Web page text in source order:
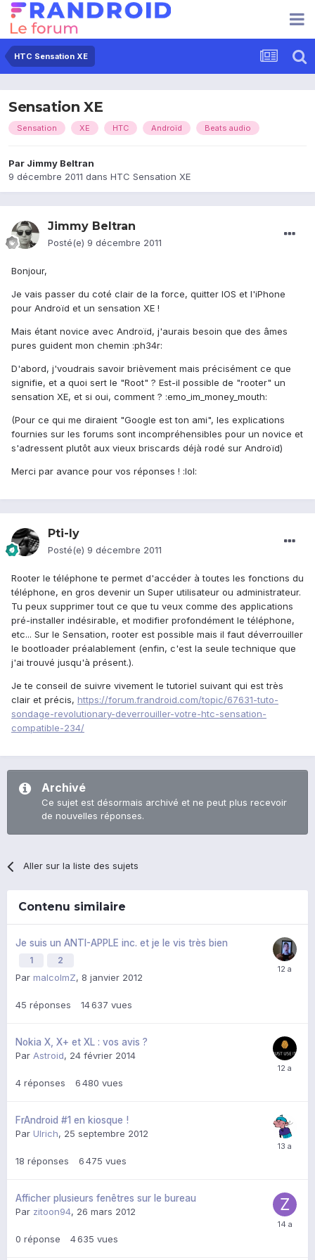
HTC Sensation XE
Sensation XE
Sensation XE HTC Androïd Beats audio
Par Jimmy Beltran
9 décembre 2011 dans HTC Sensation XE
Jimmy Beltran
Posté(e) 9 décembre 2011
Bonjour,
Je vais passer du coté clair de la force, quitter IOS et l'iPhone
pour Androïd et un sensation XE !
Mais étant novice avec Androïd, j'aurais besoin que des âmes
pures guident mon chemin :ph34r:
D'abord, j'voudrais savoir brièvement mais précisément ce que
signifie, et a quoi sert le "Root" ? Est-il possible de "rooter" un
sensation XE, et si oui, comment ? :emo_im_money_mouth:
(Pour ce qui me diraient "Google est ton ami", les explications
fournies sur les forums sont incompréhensibles pour un novice et
s'adressent plutôt aux vieux briscards déjà rodé sur Androïd)
Merci par avance pour vos réponses ! :lol:
Pti-ly
Posté(e) 9 décembre 2011
Rooter le téléphone te permet d'accéder à toutes les fonctions du
téléphone, en gros devenir un Super utilisateur ou administrateur.
Tu peux supprimer tout ce que tu veux comme des applications
pré-installer indésirable, et modifier profondément le téléphone,
etc... Sur le Sensation, rooter est possible mais il faut déverrouiller
le bootloader préalablement (enfin, c'est la seule technique que
j'ai trouvé jusqu'à présent.).
Je te conseil de suivre vivement le tutoriel suivant qui est très
clair et précis, https://forum.frandroid.com/topic/67631-tuto-
sondage-revolutionary-deverrouiller-votre-htc-sensation-
compatible-234/
Archivé
Ce sujet est désormais archivé et ne peut plus recevoir
de nouvelles réponses.
Aller sur la liste des sujets
Contenu similaire
Je suis un ANTI-APPLE inc. et je le vis très bien
1 2
Par malcolmZ, 8 janvier 2012
45 réponses 14 637 vues
Nokia X, X+ et XL : vos avis ?
Par Astroid, 24 février 2014
4 réponses 6 480 vues
FrAndroid #1 en kiosque !
Par Ulrich, 25 septembre 2012
18 réponses 6 475 vues
Afficher plusieurs fenêtres sur le bureau
Par zitoon94, 26 mars 2012
0 réponse 4 635 vues